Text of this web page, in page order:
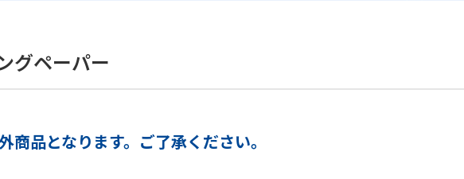
グペーパー
商品となります。ご了承ください。